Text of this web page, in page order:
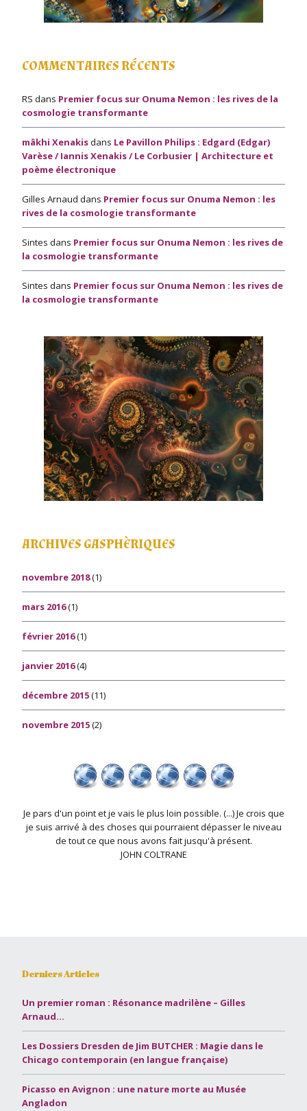
COMMENTAIRES RÉCENTS
RS dans Premier focus sur Onuma Nemon : les rives de la
cosmologie transformante
mâkhi Xenakisdans Le Pavillon Philips : Edgard (Edgar)
Varèse / Iannis Xenakis / Le Corbusier | Architecture et
poème électronique
Gilles Arnaud dans Premier focus sur Onuma Nemon : les
rives de la cosmologie transformante
Sintes dans Premier focus sur Onuma Nemon : les rives de
la cosmologie transformante
Sintes dans Premier focus sur Onuma Nemon : les rives de
la cosmologie transformante
ARCHIVES GASPHÈRIQUES
novembre 2018(1)
mars 2016(1)
février 2016(1)
janvier 2016(4)
décembre 2015(11)
novembre 2015(2)
Je pars d'un point et je vais le plus loin possible. (...) Je crois que
je suis arrivé à des choses qui pourraient dépasser le niveau
de tout ce que nous avons fait jusqu'à présent.
JOHN COLTRANE
Derniers Articles
Un premier roman : Résonance madrilène – Gilles
Arnaud…
Les Dossiers Dresden de Jim BUTCHER : Magie dans le
Chicago contemporain (en langue française)
Picasso en Avignon : une nature morte au Musée
Angladon